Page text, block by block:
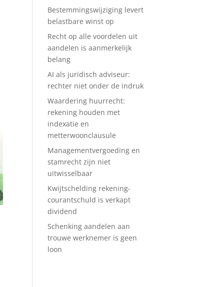
Bestemmingswijziging levert
belastbare winst op
Recht op alle voordelen uit
aandelen is aanmerkelijk
belang
AI als juridisch adviseur:
rechter niet onder de indruk
Waardering huurrecht:
rekening houden met
indexatie en
metterwoonclausule
Managementvergoeding en
stamrecht zijn niet
uitwisselbaar
Kwijtschelding rekening-
courantschuld is verkapt
dividend
Schenking aandelen aan
trouwe werknemer is geen
loon